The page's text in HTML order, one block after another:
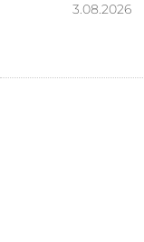
3.08.2026